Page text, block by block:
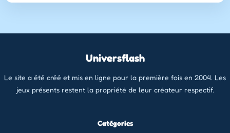
Universflash
Le site a été créé et mis en ligne pour la première fois en 2004. Les
jeux présents restent la propriété de leur créateur respectif.
Catégories